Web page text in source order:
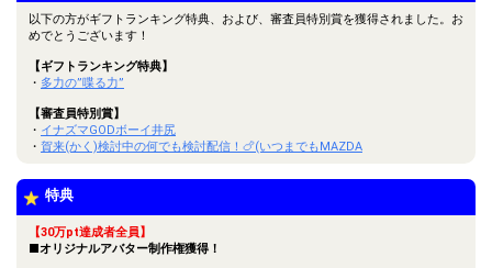
以下の方がギフトランキング特典、および、審査員特別賞を獲得されました。お
めでとうございます！
【ギフトランキング特典】
・ 多力の”喋る力”
【審査員特別賞】
・ イナズマGODボーイ井尻
・ 賀来(かく)検討中の何でも検討配信！🍗(いつまでもMAZDA
特典
【30万pt達成者全員】
■オリジナルアバター制作権獲得！